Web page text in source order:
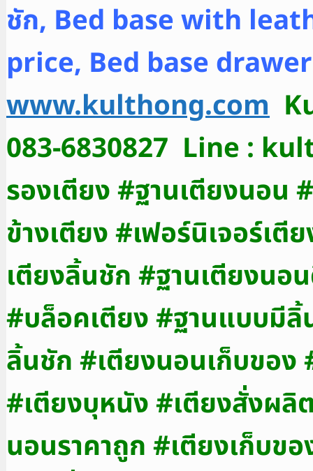
ชัก, Bed base with
price, Bed base
www.kulthong.com
083-6830827 Line :
รองเตียง #ฐานเตียงนอน
ข้างเตียง #เฟอร์นิเจอร์เ
เตียงลิ้นชัก #ฐานเตียงน
#บล็อคเตียง #ฐานแบบมี
ลิ้นชัก #เตียงนอนเก็บของ
#เตียงบุหนัง #เตียงสั่งผลิ
นอนราคาถูก #เตียงเก็บข